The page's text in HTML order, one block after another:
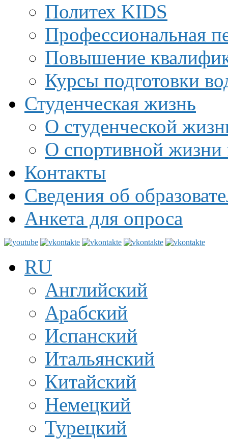
Политех KIDS
Профессиональная
Повышение
Курсы подготовки
Студенческая жизнь
О студенческой
О спортивной жизни
Контакты
Сведения об
Анкета для опроса
RU
Английский
Арабский
Испанский
Итальянский
Китайский
Немецкий
Турецкий